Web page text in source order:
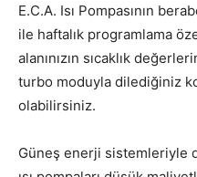
E.C.A. Isı Pompasının
ile haftalık programlama
alanınızın sıcaklık
turbo moduyla dilediğiniz
olabilirsiniz.
Güneş enerji sistemleriyle